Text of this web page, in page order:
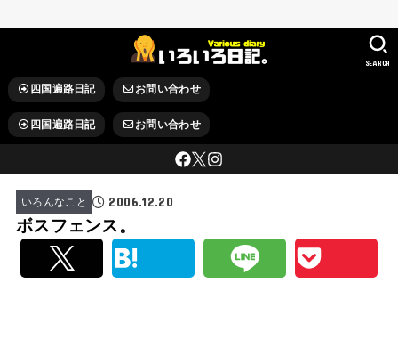
四国遍路日記 お問い合わせ
四国遍路日記 お問い合わせ
SEARCH
いろんなこと 2006.12.20
ボスフェンス。